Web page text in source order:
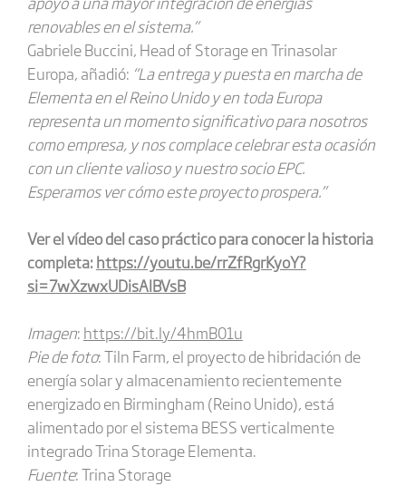
renovables en el sistema.”
Gabriele Buccini, Head of Storage en Trinasolar
Europa, añadió: “La entrega y puesta en marcha de
Elementa en el Reino Unido y en toda Europa
representa un momento significativo para nosotros
como empresa, y nos complace celebrar esta ocasión
con un cliente valioso y nuestro socio EPC.
Esperamos ver cómo este proyecto prospera.”
Ver el vídeo del caso práctico para conocer la historia
completa: https://youtu.be/rrZfRgrKyoY?
si=7wXzwxUDisAlBVsB
Imagen: https://bit.ly/4hmB01u
Pie de foto: Tiln Farm, el proyecto de hibridación de
energía solar y almacenamiento recientemente
energizado en Birmingham (Reino Unido), está
alimentado por el sistema BESS verticalmente
integrado Trina Storage Elementa.
Fuente: Trina Storage